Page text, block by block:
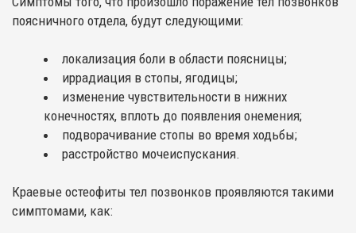
поясничного отдела, будут следующими:
локализация боли в области поясницы;
иррадиация в стопы, ягодицы;
изменение чувствительности в нижних
конечностях, вплоть до появления онемения;
подворачивание стопы во время ходьбы;
расстройство мочеиспускания.
Краевые остеофиты тел позвонков проявляются такими
симптомами, как: